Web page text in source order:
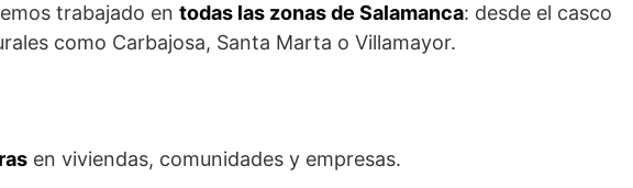
trabajado en todas las zonas de Salamanca: desde el casco
como Carbajosa, Santa Marta o Villamayor.
en viviendas, comunidades y empresas.